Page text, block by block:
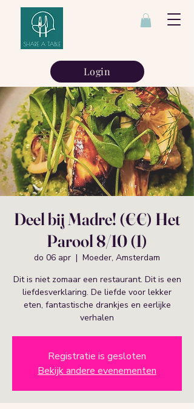
Login
Deel bij Madre! (€€) Het
Parool 8/10 (1)
do 06 apr
  |
Moeder, Amsterdam
Dit is niet zomaar een restaurant. Dit is een
liefdesverklaring. De liefde voor lekker
eten, fantastische drankjes en eerlijke
verhalen
Registratie is gesloten
Bekijk andere evenementen